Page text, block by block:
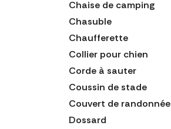
Chaise de camping
Chasuble
Chaufferette
Collier pour chien
Corde à sauter
Coussin de stade
Couvert de randonnée
Dossard